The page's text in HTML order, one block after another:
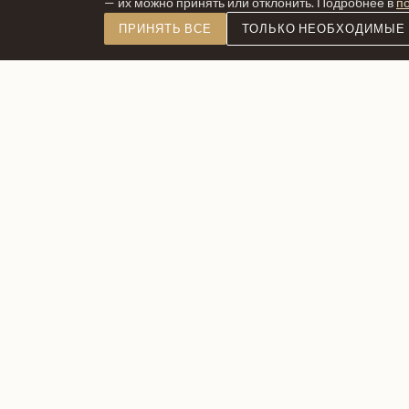
ПРИНЯТЬ ВСЕ ТОЛЬКО НЕОБХОДИМЫЕ